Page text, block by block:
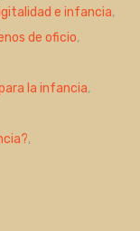
e infancia,
de oficio,
la infancia,
,